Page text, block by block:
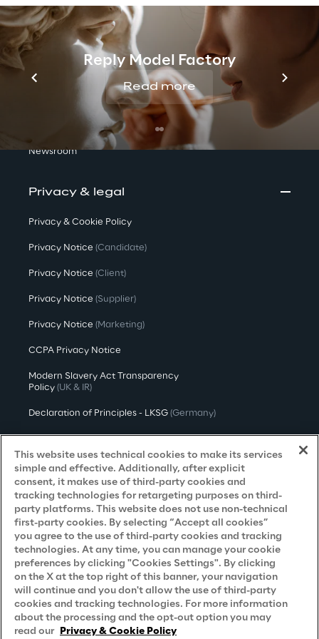
Reply Model Factory
Read more
We are
Company Profile
Newsroom
Privacy & legal
Privacy & Cookie Policy
Privacy Notice (Candidate)
Privacy Notice (Client)
Privacy Notice (Supplier)
Privacy Notice (Marketing)
CCPA Privacy Notice
Modern Slavery Act Transparency
Policy (UK & IR)
Declaration of Principles - LKSG (Germany)
Approach to UK Taxation
Accessibility Statement
Do Not Sell/Share My Personal Information
Careers
Contacts
This website uses technical cookies to make its services
simple and effective. Additionally, after explicit
consent, it makes use of third-party cookies and
tracking technologies for retargeting purposes on third-
party platforms. This website does not use non-technical
first-party cookies. By selecting “Accept all cookies”
you agree to the use of third-party cookies and tracking
technologies. At any time, you can manage your cookie
preferences by clicking "Cookies Settings". By clicking
on the X at the top right of this banner, your navigation
will continue and you don't allow the use of third-party
cookies and tracking technologies. For more information
about the processing and the opt-out option you may
read our Privacy & Cookie Policy